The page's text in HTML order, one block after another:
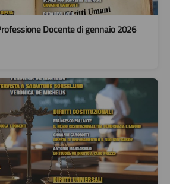
Docente di gennaio 2026